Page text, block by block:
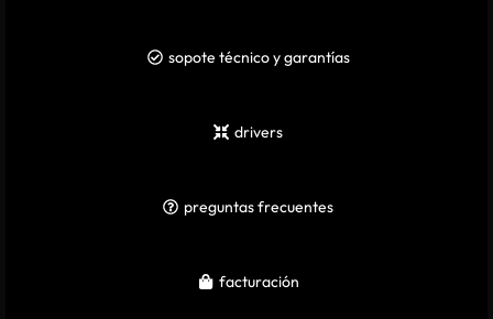
sopote técnico y garantías
drivers
preguntas frecuentes
facturación